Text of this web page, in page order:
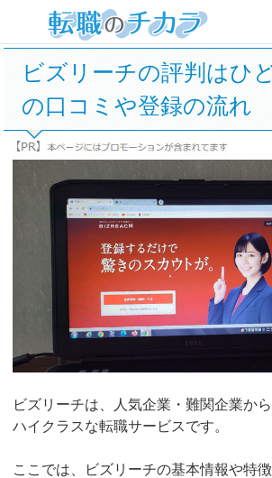
ビズリーチの評判はひ
の口コミや登録の流れ
ビズリーチは、人気企業・難関企業か
ハイクラスな転職サービスです。
ここでは、ビズリーチの基本情報や特